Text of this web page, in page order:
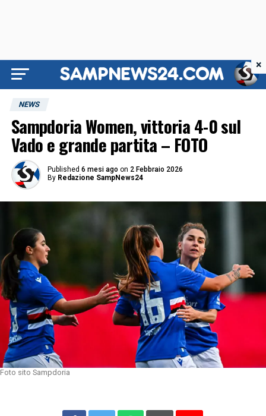
NEWS
Sampdoria Women, vittoria 4-0 sul
Vado e grande partita – FOTO
Published 6 mesi ago on 2 Febbraio 2026
By Redazione SampNews24
Foto sito Sampdoria
×